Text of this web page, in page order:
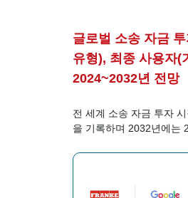
글로벌 소송 자금
유형), 최종 사용자(
2024~2032년 전망
전 세계 소송 자금 투자
을 기록하며 2032년에는